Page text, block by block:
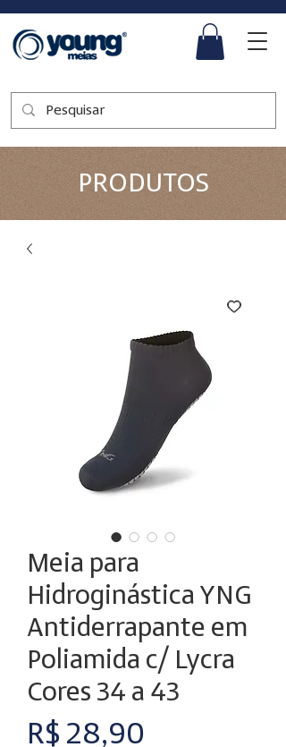
PRODUTOS
Meia para
Hidroginástica YNG
Antiderrapante em
Poliamida c/ Lycra
Cores 34 a 43
R$ 28,90